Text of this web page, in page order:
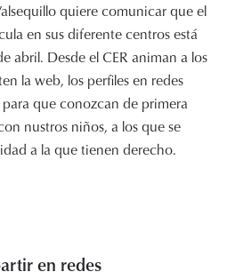
quiere comunicar que el
en sus diferente centros está
abril. Desde el CER animan a los
la web, los perfiles en redes
para que conozcan de primera
nustros niños, a los que se
a la que tienen derecho.
en redes